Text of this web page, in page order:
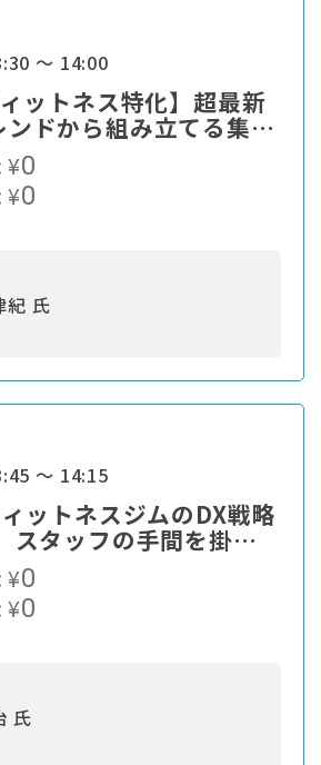
～ 14:00
ットネス特化】超最新
ドから組み立てる集客
¥0
¥0
紀 氏
～ 14:15
ットネスジムのDX戦略
スタッフの手間を掛け
幅改善・退会率1%台
ウハウ大公開
¥0
¥0
氏